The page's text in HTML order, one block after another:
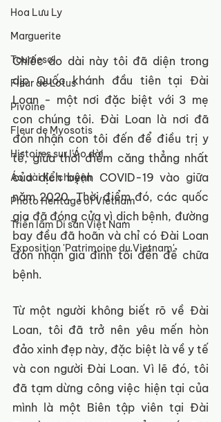
Hoa Lưu Ly
Marguerite
Tournesol
Fleur de Lotus
Pivoine
Fleur de Myosotis
Histoires sur l'Áo dài
Áo dài Kể chuyện
Photo Heritage of Vietnam
Triển lãm Di sản Việt Nam
Exposition 'Patrimoine du Vietnam'
Chiếc áo dài này tôi đã diện trong
dịp Quốc khánh đầu tiên tại Đài
Loan - một nơi đặc biệt với 3 mẹ
con chúng tôi. Đài Loan là nơi đã
đón nhận con tôi đến để điều trị y
tế, giữa thời điểm căng thẳng nhất
của dịch bệnh COVID-19 vào giữa
năm 2020. Thời điểm đó, các quốc
gia đã đóng cửa vì dịch bệnh, đường
bay đều đã hoãn và chỉ có Đài Loan
đón nhận gia đình tôi đến để chữa
bệnh.
Từ một người không biết rõ về Đài
Loan, tôi đã trở nên yêu mến hòn
đảo xinh đẹp này, đặc biệt là về y tế
và con người Đài Loan. Vì lẽ đó, tôi
đã tạm dừng công việc hiện tại của
mình là một Biên tập viên tại Đài